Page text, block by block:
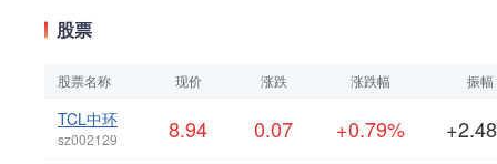
股票
股票名称 现价 涨跌 涨跌幅 振幅
TCL中环
sz002129 8.94 0.07 +0.79%